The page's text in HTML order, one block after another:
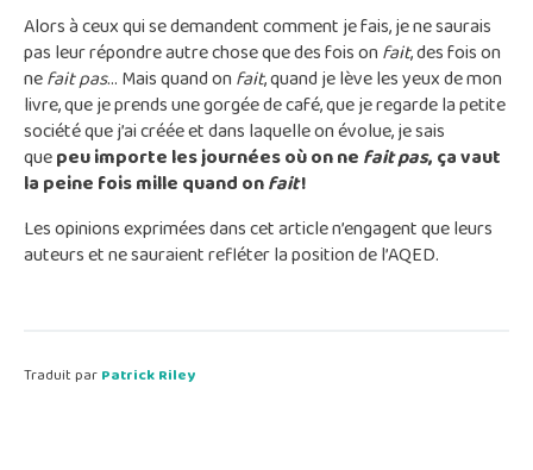
Alors à ceux qui se demandent comment je fais, je ne saurais
pas leur répondre autre chose que des fois onfait, des fois on
nefait pas… Mais quand onfait, quand je lève les yeux de mon
livre, que je prends une gorgée de café, que je regarde la petite
société que j’ai créée et dans laquelle on évolue, je sais
quepeu importe les journées où on nefait pas, ça vaut
la peine fois mille quand onfait!
Les opinions exprimées dans cet article n’engagent que leurs
auteurs et ne sauraient refléter la position de l’AQED.
Traduit parPatrick Riley